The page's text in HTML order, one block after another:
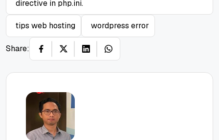
directive in php.ini.
tips web hosting wordpress error
Share: